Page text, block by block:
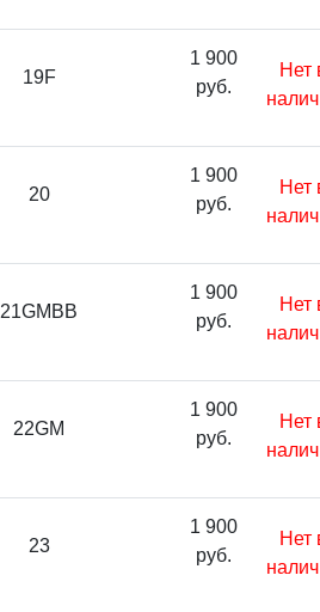
19F
1 900
руб.
Нет
20
1 900
руб.
Нет
21GMBB
1 900
руб.
Нет
22GM
1 900
руб.
Нет
23
1 900
руб.
Нет